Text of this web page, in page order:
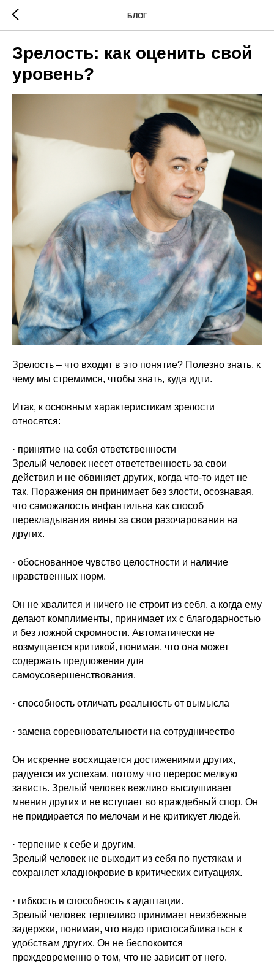
БЛОГ
Зрелость: как оценить свой
уровень?
Зрелость – что входит в это понятие? Полезно знать, к
чему мы стремимся, чтобы знать, куда идти.
Итак, к основным характеристикам зрелости
относятся:
· принятие на себя ответственности
Зрелый человек несет ответственность за свои
действия и не обвиняет других, когда что-то идет не
так. Поражения он принимает без злости, осознавая,
что саможалость инфантильна как способ
перекладывания вины за свои разочарования на
других.
· обоснованное чувство целостности и наличие
нравственных норм.
Он не хвалится и ничего не строит из себя, а когда ему
делают комплименты, принимает их с благодарностью
и без ложной скромности. Автоматически не
возмущается критикой, понимая, что она может
содержать предложения для
самоусовершенствования.
· способность отличать реальность от вымысла
· замена соревновательности на сотрудничество
Он искренне восхищается достижениями других,
радуется их успехам, потому что перерос мелкую
зависть. Зрелый человек вежливо выслушивает
мнения других и не вступает во враждебный спор. Он
не придирается по мелочам и не критикует людей.
· терпение к себе и другим.
Зрелый человек не выходит из себя по пустякам и
сохраняет хладнокровие в критических ситуациях.
· гибкость и способность к адаптации.
Зрелый человек терпеливо принимает неизбежные
задержки, понимая, что надо приспосабливаться к
удобствам других. Он не беспокоится
преждевременно о том, что не зависит от него.